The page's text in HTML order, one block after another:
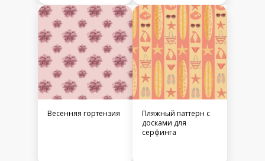
Весенняя гортензия
Пляжный паттерн с
досками для
серфинга